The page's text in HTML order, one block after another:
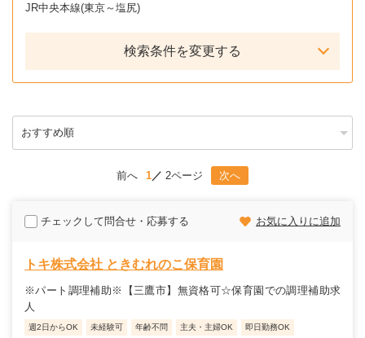
JR中央本線(東京～塩尻)
検索条件を変更する
前へ 1 2ページ 次へ
チェックして問合せ・応募する お気に入りに追加
トキ株式会社 ときむれのこ保育園
※パート調理補助※【三鷹市】無資格可☆保育園での調理補助求
人
週2日からOK 未経験可 年齢不問 主夫・主婦OK 即日勤務OK